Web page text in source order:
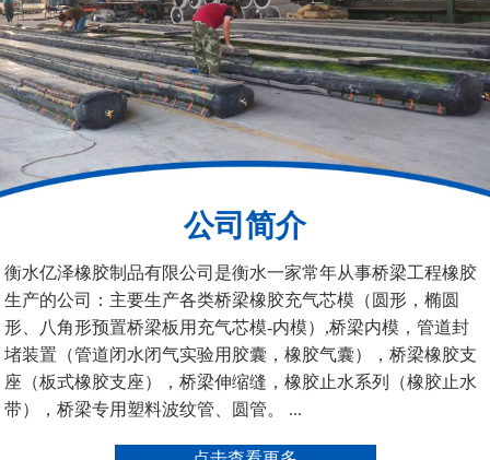
桥梁空心板气囊 八角桥梁板内模
堵）
公司简介
衡水亿泽橡胶制品有限公司是衡水一家常年从事桥梁工程橡胶
生产的公司：主要生产各类桥梁橡胶充气芯模（圆形，椭圆
形、八角形预置桥梁板用充气芯模-内模）,桥梁内模，管道封
堵装置（管道闭水闭气实验用胶囊，橡胶气囊），桥梁橡胶支
座（板式橡胶支座），桥梁伸缩缝，橡胶止水系列（橡胶止水
带），桥梁专用塑料波纹管、圆管。 ...